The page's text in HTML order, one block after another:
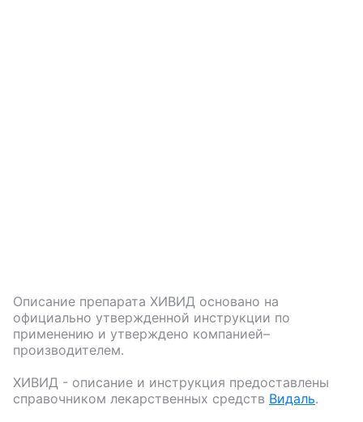
Описание препарата ХИВИД основано на
официально утвержденной инструкции по
применению и утверждено компанией–
производителем.
ХИВИД - описание и инструкция предоставлены
справочником лекарственных средств Видаль.